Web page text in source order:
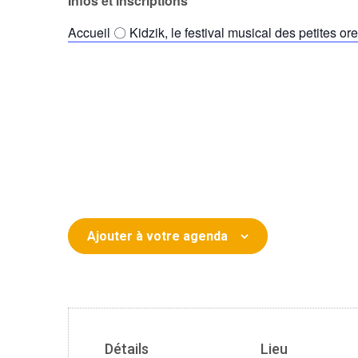
Accueil 〇 Kidzik, le festival musical des petites
Ajouter à votre agenda
Détails Lieu